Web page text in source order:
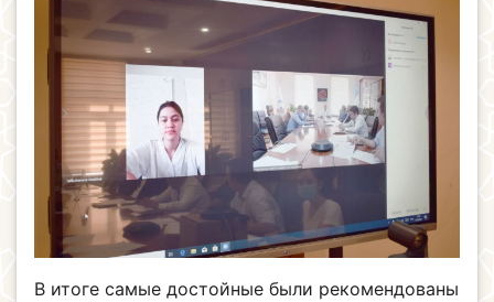
В итоге самые достойные были рекомендованы